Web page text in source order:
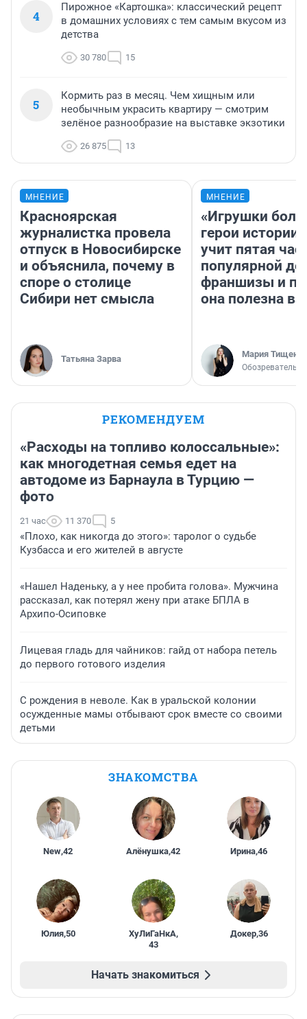
4
Пирожное «Картошка»: классический рецепт
в домашних условиях с тем самым вкусом из
детства
30 780 15
5
Кормить раз в месяц. Чем хищным или
необычным украсить квартиру — смотрим
зелёное разнообразие на выставке экзотики
26 875 13
МНЕНИЕ
Красноярская
журналистка провела
отпуск в Новосибирске
и объяснила, почему в
споре о столице
Сибири нет смысла
Татьяна Зарва
МНЕНИЕ
«Игрушки
герои
учит пятая
популярной
франшизы и
она полезна
Мария Тищенко
Обозреватель
РЕКОМЕНДУЕМ
«Расходы на топливо колоссальные»:
как многодетная семья едет на
автодоме из Барнаула в Турцию —
фото
21 час 11 370 5
«Плохо, как никогда до этого»: таролог о судьбе
Кузбасса и его жителей в августе
«Нашел Наденьку, а у нее пробита голова». Мужчина
рассказал, как потерял жену при атаке БПЛА в
Архипо-Осиповке
Лицевая гладь для чайников: гайд от набора петель
до первого готового изделия
С рождения в неволе. Как в уральской колонии
осужденные мамы отбывают срок вместе со своими
детьми
ЗНАКОМСТВА
New,42 Алёнушка,42 Ирина,46
Юлия,50 ХуЛиГаНкА,
43
Докер,36
Начать знакомиться